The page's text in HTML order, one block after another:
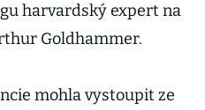
harvardský expert na
Goldhammer.
mohla vystoupit ze